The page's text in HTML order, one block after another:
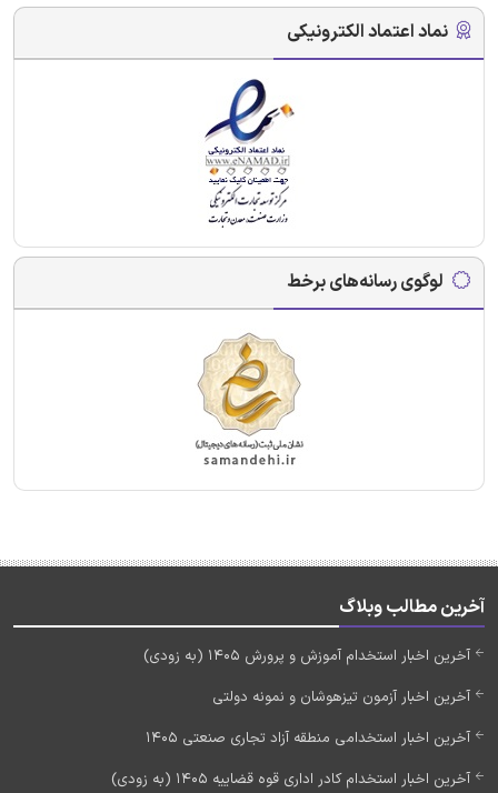
نماد اعتماد الکترونیکی
لوگوی رسانه‌های برخط
آخرین مطالب وبلاگ
آخرین اخبار استخدام آموزش و پرورش 1405 (به زودی)
آخرین اخبار آزمون تیزهوشان و نمونه دولتی
آخرین اخبار استخدامی منطقه آزاد تجاری صنعتی 1405
آخرین اخبار استخدام کادر اداری قوه قضاییه 1405 (به زودی)